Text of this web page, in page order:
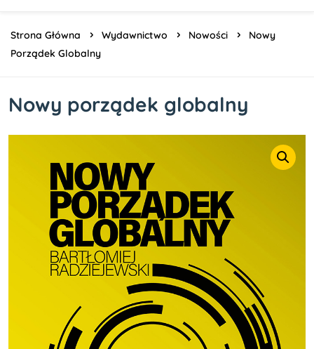
Strona Główna Wydawnictwo Nowości
Nowy
Porządek Globalny
Nowy porządek globalny